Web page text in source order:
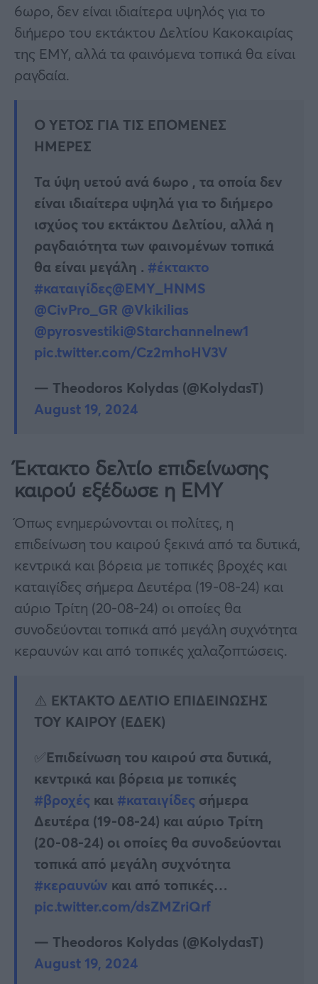
6ωρο, δεν είναι ιδιαίτερα υψηλός για το
διήμερο του εκτάκτου Δελτίου Κακοκαιρίας
της ΕΜΥ, αλλά τα φαινόμενα τοπικά θα είναι
ραγδαία.
Ο ΥΕΤΟΣ ΓΙΑ ΤΙΣ ΕΠΟΜΕΝΕΣ
ΗΜΕΡΕΣ
Τα ύψη υετού ανά 6ωρο , τα οποία δεν
είναι ιδιαίτερα υψηλά για το διήμερο
ισχύος του εκτάκτου Δελτίου, αλλά η
ραγδαιότητα των φαινομένων τοπικά
θα είναι μεγάλη . #έκτακτο
#καταιγίδες@EMY_HNMS
@CivPro_GR @Vkikilias
@pyrosvestiki@Starchannelnew1
pic.twitter.com/Cz2mhoHV3V
— Theodoros Kolydas (@KolydasT)
August 19, 2024
Έκτακτο δελτίο επιδείνωσης
καιρού εξέδωσε η ΕΜΥ
Όπως ενημερώνονται οι πολίτες, η
επιδείνωση του καιρού ξεκινά από τα δυτικά,
κεντρικά και βόρεια με τοπικές βροχές και
καταιγίδες σήμερα Δευτέρα (19-08-24) και
αύριο Τρίτη (20-08-24) οι οποίες θα
συνοδεύονται τοπικά από μεγάλη συχνότητα
κεραυνών και από τοπικές χαλαζοπτώσεις.
⚠️ EKTAKTO ΔΕΛΤΙΟ ΕΠΙΔΕΙΝΩΣΗΣ
ΤΟΥ ΚΑΙΡΟΥ (ΕΔΕΚ)
✅Επιδείνωση του καιρού στα δυτικά,
κεντρικά και βόρεια με τοπικές
#βροχές και #καταιγίδες σήμερα
Δευτέρα (19-08-24) και αύριο Τρίτη
(20-08-24) οι οποίες θα συνοδεύονται
τοπικά από μεγάλη συχνότητα
#κεραυνών και από τοπικές…
pic.twitter.com/dsZMZriQrf
— Theodoros Kolydas (@KolydasT)
August 19, 2024